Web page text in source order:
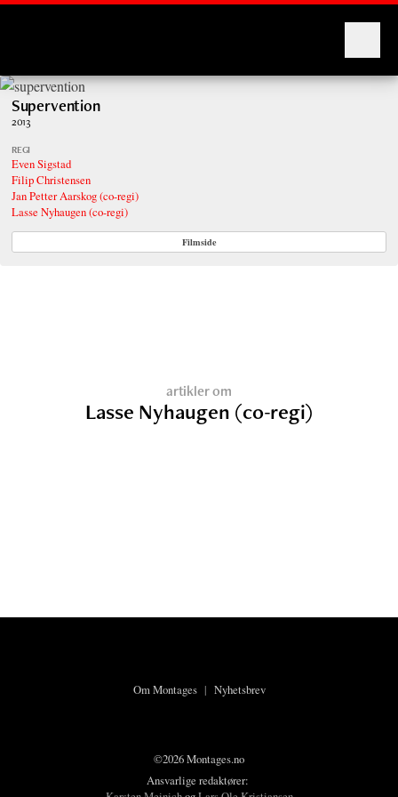
Supervention
2013
REGI
Even Sigstad
Filip Christensen
Jan Petter Aarskog (co-regi)
Lasse Nyhaugen (co-regi)
Filmside
artikler om
Lasse Nyhaugen (co-regi)
Om Montages| Nyhetsbrev
©2026 Montages.no
Ansvarlige redaktører: